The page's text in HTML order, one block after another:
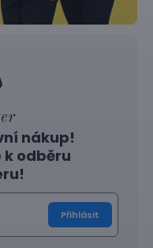
nákup!
odběru
Přihlásit